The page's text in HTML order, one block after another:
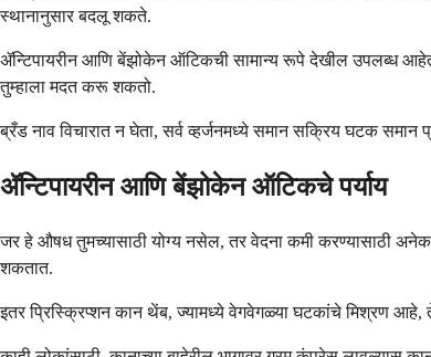
स्थानानुसार बदलू शकते.
ॲन्टिपायरीन आणि बेंझोकेन ऑटिकची सामान्य रूपे देखील उपलब्ध
तुम्हाला मदत करू शकतो.
ब्रँड नाव विचारात न घेता, सर्व व्हर्जनमध्ये समान सक्रिय घटक
ॲन्टिपायरीन आणि बेंझोकेन ऑटिकचे पर्याय
जर हे औषध तुमच्यासाठी योग्य नसेल, तर वेदना कमी करण्यासाठी
शकतात.
इतर प्रिस्क्रिप्शन कान थेंब, ज्यामध्ये वेगवेगळ्या घटकांचे मिश्रण